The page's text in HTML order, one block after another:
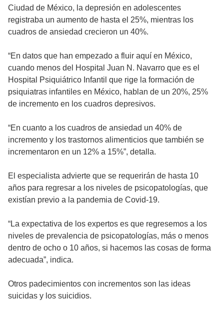
Ciudad de México, la depresión en adolescentes
registraba un aumento de hasta el 25%, mientras los
cuadros de ansiedad crecieron un 40%.
“En datos que han empezado a fluir aquí en México,
cuando menos del Hospital Juan N. Navarro que es el
Hospital Psiquiátrico Infantil que rige la formación de
psiquiatras infantiles en México, hablan de un 20%, 25%
de incremento en los cuadros depresivos.
“En cuanto a los cuadros de ansiedad un 40% de
incremento y los trastornos alimenticios que también se
incrementaron en un 12% a 15%”, detalla.
El especialista advierte que se requerirán de hasta 10
años para regresar a los niveles de psicopatologías, que
existían previo a la pandemia de Covid-19.
“La expectativa de los expertos es que regresemos a los
niveles de prevalencia de psicopatologías, más o menos
dentro de ocho o 10 años, si hacemos las cosas de forma
adecuada”, indica.
Otros padecimientos con incrementos son las ideas
suicidas y los suicidios.